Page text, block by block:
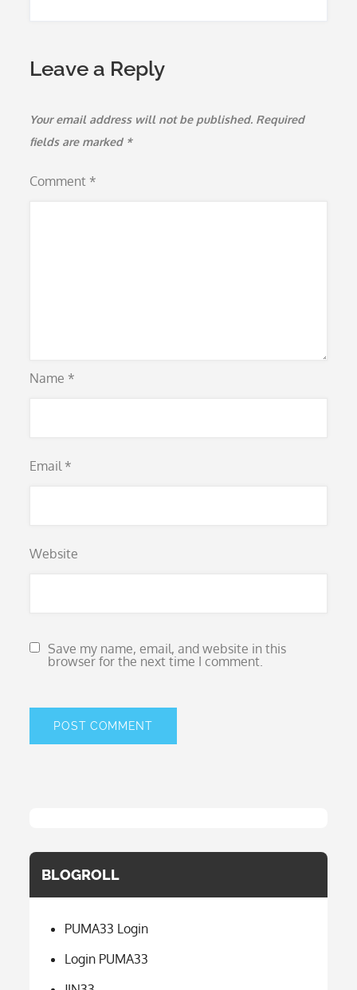
Leave a Reply
Your email address will not be published. Required
fields are marked *
Comment *
Name *
Email *
Website
Save my name, email, and website in this
browser for the next time I comment.
BLOGROLL
PUMA33 Login
Login PUMA33